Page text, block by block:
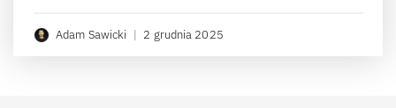
Adam Sawicki | 2 grudnia 2025